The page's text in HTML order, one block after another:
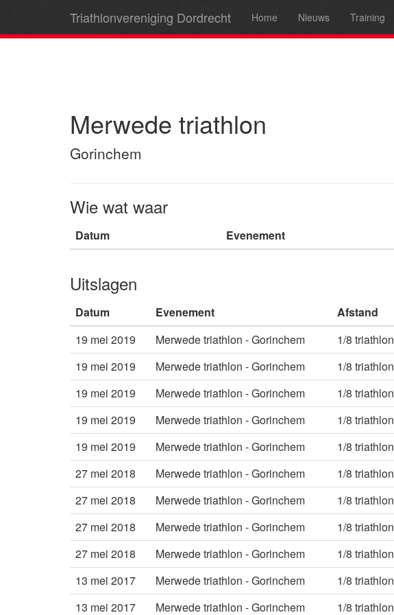
Triathlonvereniging Dordrecht Home Nieuws Training
Merwede triathlon
Gorinchem
Wie wat waar
Datum Evenement
Uitslagen
Datum Evenement Afstand
19 mei 2019
Merwede triathlon - Gorinchem 1/8 triathlon
19 mei 2019
Merwede triathlon - Gorinchem 1/8 triathlon
19 mei 2019
Merwede triathlon - Gorinchem 1/8 triathlon
19 mei 2019
Merwede triathlon - Gorinchem 1/8 triathlon
19 mei 2019
Merwede triathlon - Gorinchem 1/8 triathlon
27 mei 2018
Merwede triathlon - Gorinchem 1/8 triathlon
27 mei 2018
Merwede triathlon - Gorinchem 1/8 triathlon
27 mei 2018
Merwede triathlon - Gorinchem 1/8 triathlon
27 mei 2018
Merwede triathlon - Gorinchem 1/8 triathlon
13 mei 2017
Merwede triathlon - Gorinchem 1/8 triathlon
13 mei 2017
Merwede triathlon - Gorinchem 1/8 triathlon